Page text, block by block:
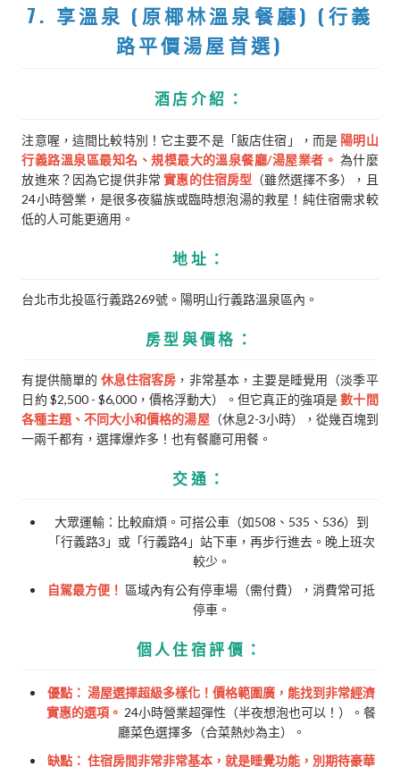
7. 享溫泉 (原椰林溫泉餐廳) (行義
路平價湯屋首選)
酒店介紹：
注意喔，這間比較特別！它主要不是「飯店住宿」，而是 陽明山
行義路溫泉區最知名、規模最大的溫泉餐廳/湯屋業者。 為什麼
放進來？因為它提供非常實惠的住宿房型 （雖然選擇不多），且
24小時營業，是很多夜貓族或臨時想泡湯的救星！純住宿需求較
低的人可能更適用。
地址：
台北市北投區行義路269號。陽明山行義路溫泉區內。
房型與價格：
有提供簡單的 休息住宿客房 ，非常基本，主要是睡覺用（淡季平
日約 $2,500 - $6,000，價格浮動大）。但它真正的強項是數十間
各種主題、不同大小和價格的湯屋（休息2-3小時），從幾百塊到
一兩千都有，選擇爆炸多！也有餐廳可用餐。
交通：
大眾運輸：比較麻煩。可搭公車（如508、535、536）到
「行義路3」或「行義路4」站下車，再步行進去。晚上班次
較少。
自駕最方便！ 區域內有公有停車場（需付費），消費常可抵
停車。
個人住宿評價：
優點： 湯屋選擇超級多樣化！價格範圍廣，能找到非常經濟
實惠的選項。 24小時營業超彈性（半夜想泡也可以！）。餐
廳菜色選擇多（合菜熱炒為主）。
缺點： 住宿房間非常非常基本，就是睡覺功能，別期待豪華